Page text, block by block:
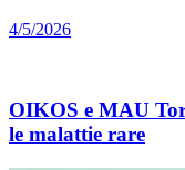
4/5/2026
OIKOS e MAU
le malattie rare